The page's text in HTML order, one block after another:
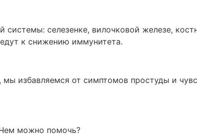
селезенке, вилочковой железе,
к снижению иммунитета.
избавляемся от симптомов простуды и
можно помочь?